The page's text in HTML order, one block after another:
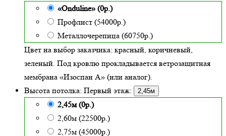
«Onduline» (0р.)
Профлист (54000р.)
Металлочерепица (60750р.)
Цвет на выбор заказчика: красный, коричневый,
зеленый. Под кровлю прокладывается ветрозащитная
мембрана «Изоспан А» (или аналог).
Высота потолка: Первый этаж: 2,45м
2,45м (0р.)
2,60м (22500р.)
2,75м (45000р.)